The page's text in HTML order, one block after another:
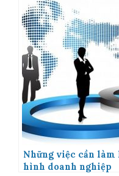
Những việc cần
hình doanh nghiệp